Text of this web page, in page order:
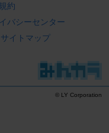
約
バシーセンター
サイトマップ
© LY Corporation